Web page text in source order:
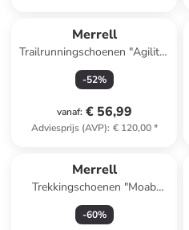
Merrell
Trailrunningschoenen "Agility"
beige/crème
-52%
vanaf: € 56,99
Adviesprijs (AVP): € 120,00*
Merrell
Trekkingschoenen "Moab
Speed 2" donkerblauw
-60%